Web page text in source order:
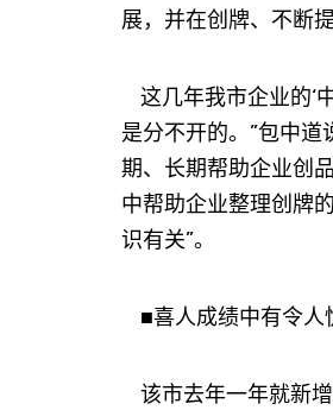
展，并在创牌、不断
这几年我市企业的‘
是分不开的。”包中
期、长期帮助企业创
中帮助企业整理创牌
识有关”。
■喜人成绩中有令人
该市去年一年就新